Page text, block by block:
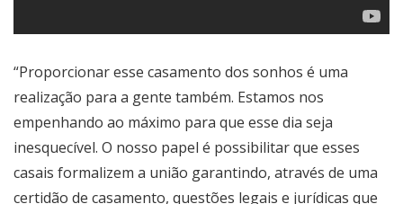
“Proporcionar esse casamento dos sonhos é uma
realização para a gente também. Estamos nos
empenhando ao máximo para que esse dia seja
inesquecível. O nosso papel é possibilitar que esses
casais formalizem a união garantindo, através de uma
certidão de casamento, questões legais e jurídicas que